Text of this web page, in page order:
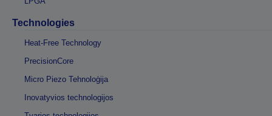
Technologies
Heat-Free Technology
PrecisionCore
Micro Piezo Tehnoloģija
Inovatyvios technologijos